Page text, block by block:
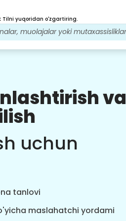
Tilni yuqoridan o'zgartiring.
va
uchun
tanlovi
maslahatchi yordami